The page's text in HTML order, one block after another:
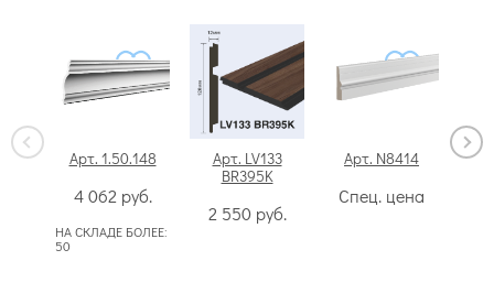
Арт. 1.50.148
4 062 руб.
НА СКЛАДЕ БОЛЕЕ:
50
Арт. LV133
BR395K
2 550 руб.
Арт. N8414
Спец. цена